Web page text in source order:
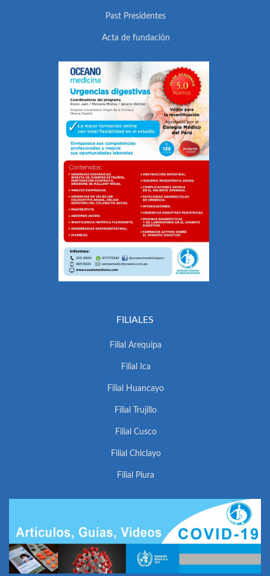
Past Presidentes
Acta de fundación
FILIALES
Filial Arequipa
Filial Ica
Filial Huancayo
Filial Trujillo
Filial Cusco
Filial Chiclayo
Filial Piura